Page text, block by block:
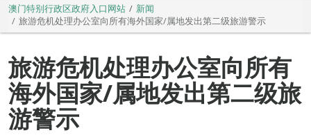
澳门特别行政区政府入口网站
新闻
旅游危机处理办公室向所有海外国家/属地发出第二级旅游警示
旅游危机处理办公室向所有
海外国家/属地发出第二级旅
游警示